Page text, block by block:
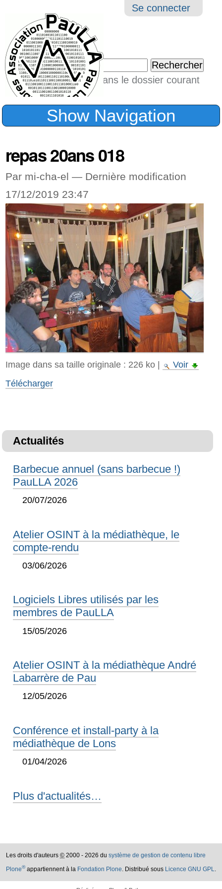
Outils
Se connecter
Chercher par
Seulement dans le dossier courant
Recherche
Show Navigation
repas 20ans 018
Par mi-cha-el — Dernière modification
17/12/2019 23:47
Image dans sa taille originale : 226 ko|
Voir
Télécharger
Actualités
Barbecue annuel (sans barbecue !)
PauLLA 2026
20/07/2026
Atelier OSINT à la médiathèque, le
compte-rendu
03/06/2026
Logiciels Libres utilisés par les
membres de PauLLA
15/05/2026
Atelier OSINT à la médiathèque André
Labarrère de Pau
12/05/2026
Conférence et install-party à la
médiathèque de Lons
01/04/2026
Plus d'actualités…
Les droits d'auteurs © 2000 - 2026 du système de gestion de contenu libre
Plone®appartiennent à la Fondation Plone. Distribué sous Licence GNU GPL.